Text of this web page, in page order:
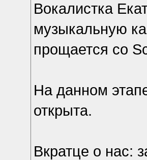
Вокалистка
музыкальную
прощается со
На данном
открыта.
Вкратце о нас: